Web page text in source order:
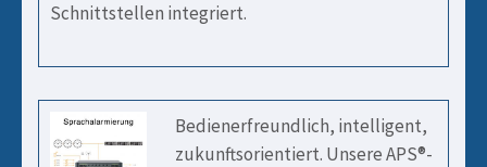
Schnittstellen integriert.
Bedienerfreundlich, intelligent,
zukunftsorientiert. Unsere APS®-